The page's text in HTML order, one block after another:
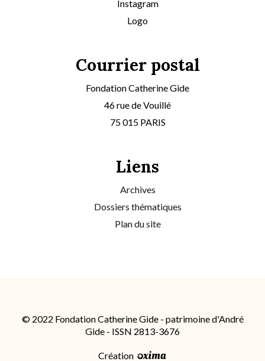
Instagram
Logo
Courrier postal
Fondation Catherine Gide
46 rue de Vouillé
75 015 PARIS
Liens
Archives
Dossiers thématiques
Plan du site
© 2022 Fondation Catherine Gide - patrimoine d'André
Gide - ISSN 2813-3676
Création